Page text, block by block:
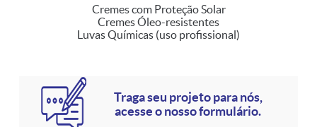
Cremes com Proteção Solar
Cremes Óleo-resistentes
Luvas Químicas (uso profissional)
Traga seu projeto para nós,
acesse o nosso formulário.